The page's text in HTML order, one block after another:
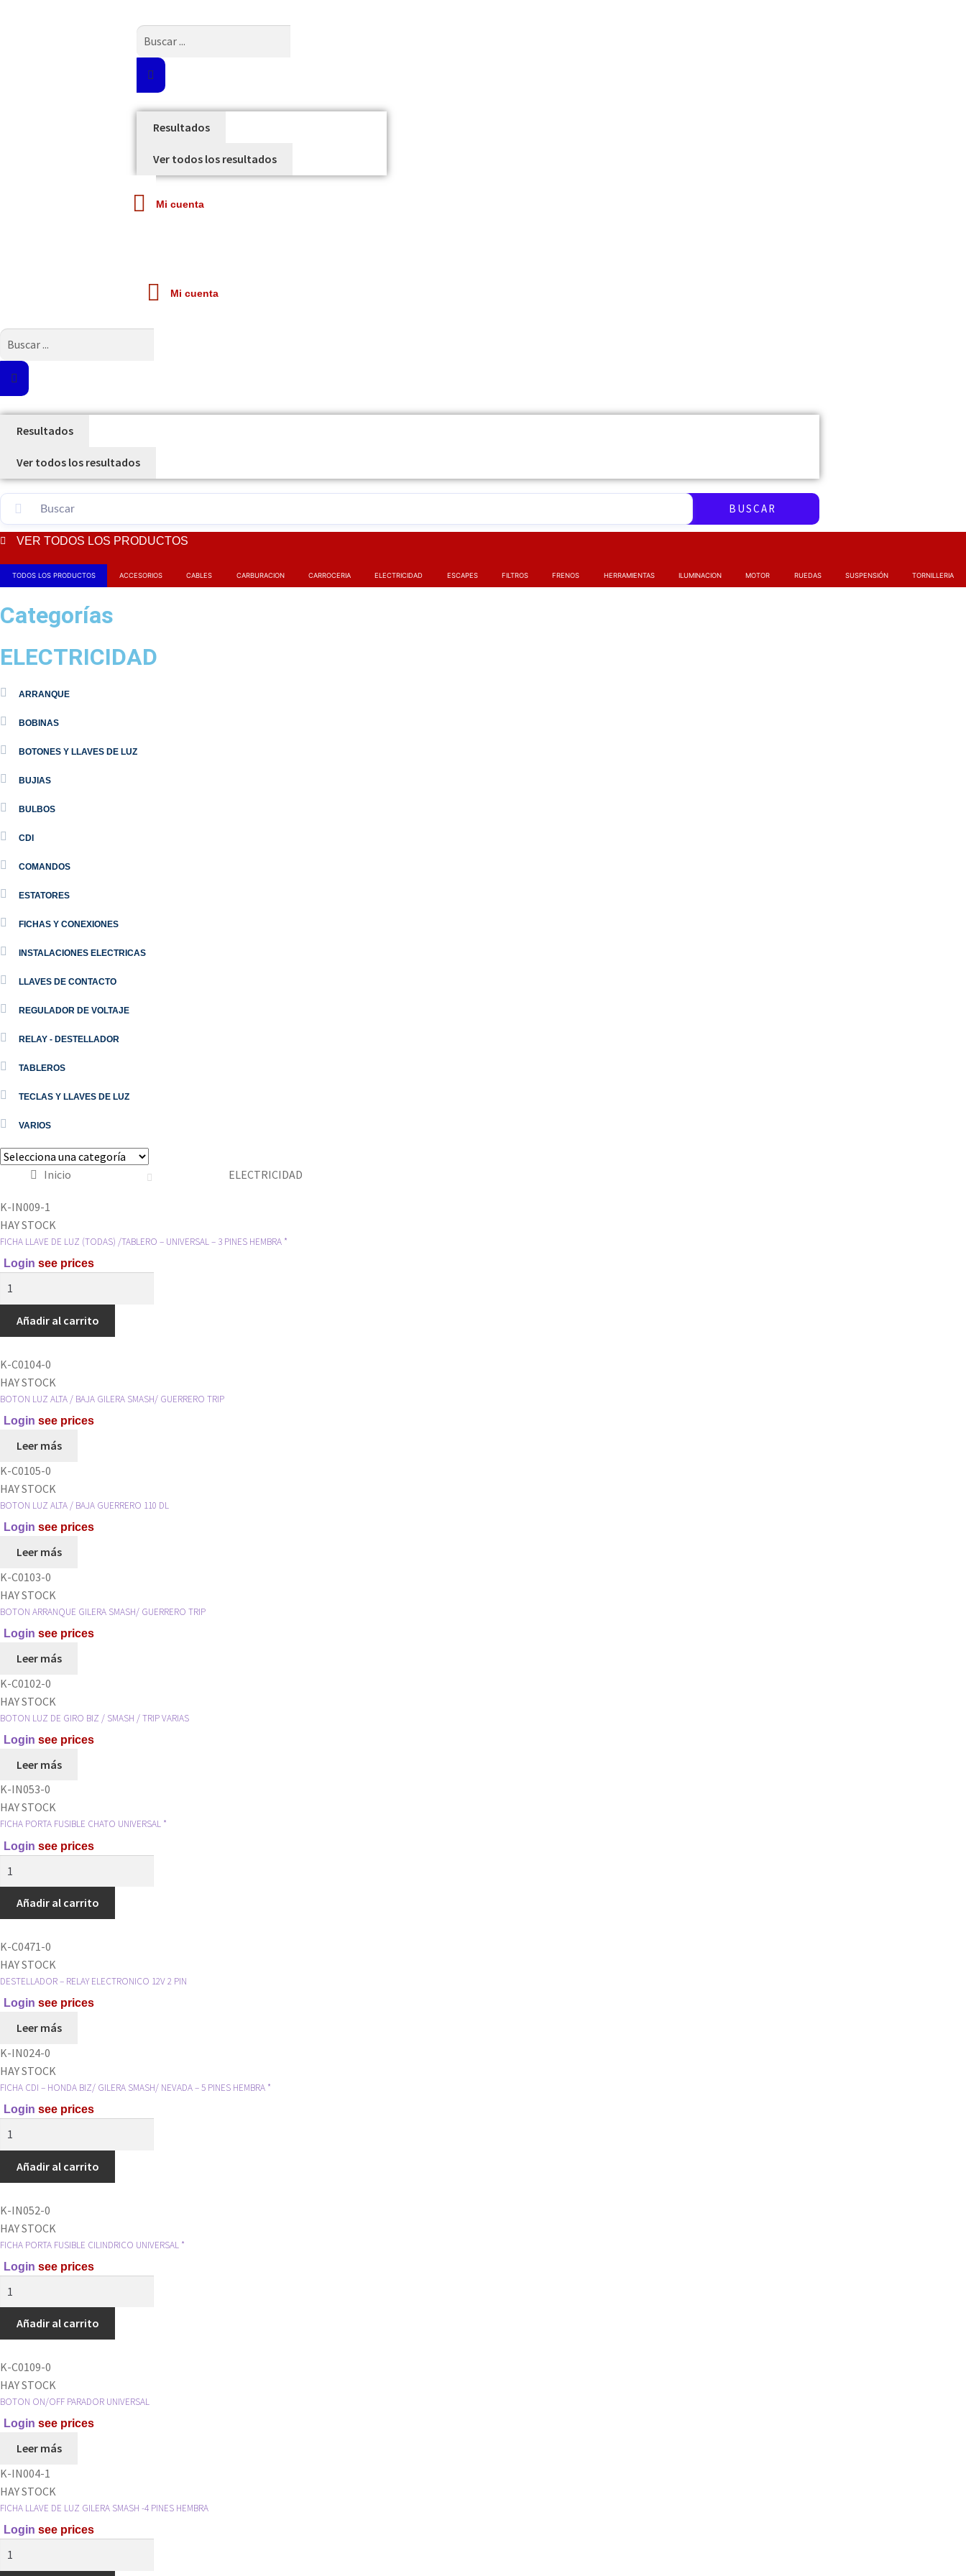
Resultados
Ver todos los resultados
Mi cuenta
Mi cuenta
Resultados
Ver todos los resultados
BUSCAR
VER TODOS LOS PRODUCTOS
TODOS LOS PRODUCTOS ACCESORIOS CABLES CARBURACION CARROCERIA ELECTRICIDAD ESCAPES FILTROS FRENOS HERRAMIENTAS ILUMINACION MOTOR RUEDAS SUSPENSIÓN TORNILLERIA
Categorías
ELECTRICIDAD
ARRANQUE
BOBINAS
BOTONES Y LLAVES DE LUZ
BUJIAS
BULBOS
CDI
COMANDOS
ESTATORES
FICHAS Y CONEXIONES
INSTALACIONES ELECTRICAS
LLAVES DE CONTACTO
REGULADOR DE VOLTAJE
RELAY - DESTELLADOR
TABLEROS
TECLAS Y LLAVES DE LUZ
VARIOS
Inicio ELECTRICIDAD
K-IN009-1
HAY STOCK
FICHA LLAVE DE LUZ (TODAS) /TABLERO – UNIVERSAL – 3 PINES HEMBRA *
Login see prices
LUZ
/TABLERO
-
UNIVERSAL
HEMBRA
*
Añadir al carrito
K-C0104-0
HAY STOCK
BOTON LUZ ALTA / BAJA GILERA SMASH/ GUERRERO TRIP
Login see prices
Leer más
K-C0105-0
HAY STOCK
BOTON LUZ ALTA / BAJA GUERRERO 110 DL
Login see prices
Leer más
K-C0103-0
HAY STOCK
BOTON ARRANQUE GILERA SMASH/ GUERRERO TRIP
Login see prices
Leer más
K-C0102-0
HAY STOCK
BOTON LUZ DE GIRO BIZ / SMASH / TRIP VARIAS
Login see prices
Leer más
K-IN053-0
HAY STOCK
FICHA PORTA FUSIBLE CHATO UNIVERSAL *
Login see prices
FUSIBLE
CHATO
*
cantidad
Añadir al carrito
K-C0471-0
HAY STOCK
DESTELLADOR – RELAY ELECTRONICO 12V 2 PIN
Login see prices
Leer más
K-IN024-0
HAY STOCK
FICHA CDI – HONDA BIZ/ GILERA SMASH/ NEVADA – 5 PINES HEMBRA *
Login see prices
HONDA
GILERA
SMASH/
NEVADA
PINES
HEMBRA
*
cantidad
Añadir al carrito
K-IN052-0
HAY STOCK
FICHA PORTA FUSIBLE CILINDRICO UNIVERSAL *
Login see prices
FUSIBLE
CILINDRICO
*
cantidad
Añadir al carrito
K-C0109-0
HAY STOCK
BOTON ON/OFF PARADOR UNIVERSAL
Login see prices
Leer más
K-IN004-1
HAY STOCK
FICHA LLAVE DE LUZ GILERA SMASH -4 PINES HEMBRA
Login see prices